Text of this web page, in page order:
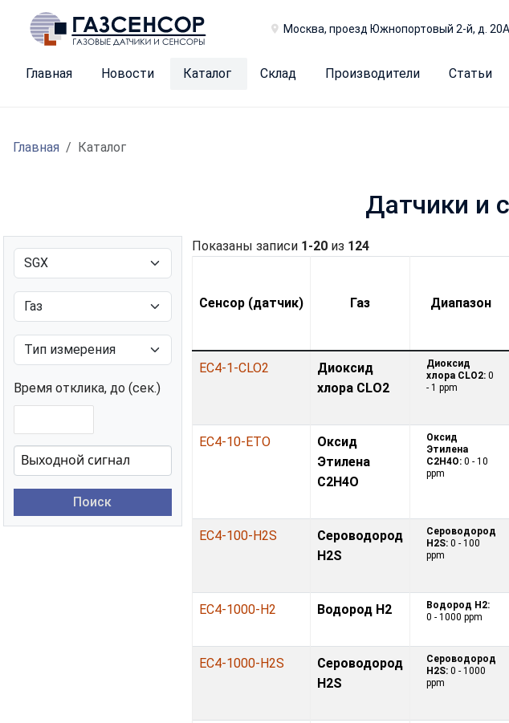
Москва, проезд Южнопортовый 2-й, д. 20А
Главная Новости Каталог Склад Производители Статьи
Главная Каталог
Датчики и
Время отклика, до (сек.)
Поиск
Показаны записи 1-20из 124
Сенсор (датчик) Газ Диапазон
EC4-1-CLO2
Диоксид
хлора CLO2
Диоксид
хлора CLO2:0
- 1 ppm
EC4-10-ETO
Оксид
Этилена
С2H4O
Оксид
Этилена
С2H4O:0 - 10
ppm
EC4-100-H2S
Сероводород
H2S
Сероводород
H2S:0 - 100
ppm
EC4-1000-H2 Водород H2
Водород H2:
0 - 1000 ppm
EC4-1000-H2S
Сероводород
H2S
Сероводород
H2S:0 - 1000
ppm